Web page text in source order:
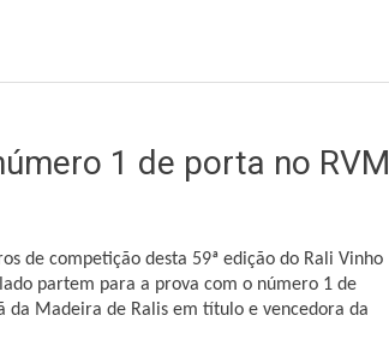
Madeira 2018
1 de porta no RVM
de competição desta 59ª edição do Rali Vinho
partem para a prova com o número 1 de
da Madeira de Ralis em título e vencedora da